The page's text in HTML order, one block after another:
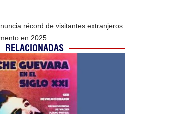
récord de visitantes extranjeros
en 2025
RELACIONADAS